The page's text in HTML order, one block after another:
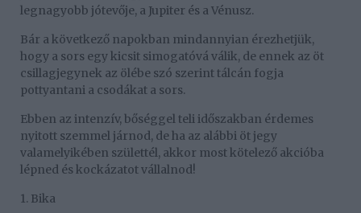
legnagyobb jótevője, a Jupiter és a Vénusz.
Bár a következő napokban mindannyian érezhetjük,
hogy a sors egy kicsit simogatóvá válik, de ennek az öt
csillagjegynek az ölébe szó szerint tálcán fogja
pottyantani a csodákat a sors.
Ebben az intenzív, bőséggel teli időszakban érdemes
nyitott szemmel járnod, de ha az alábbi öt jegy
valamelyikében születtél, akkor most kötelező akcióba
lépned és kockázatot vállalnod!
1. Bika